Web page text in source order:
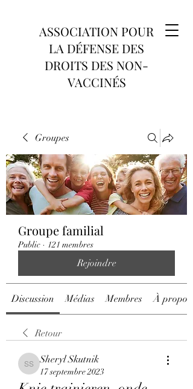
ASSOCIATION POUR
LA DÉFENSE DES
DROITS DES NON-
VACCINÉS
Groupes
Groupe familial
Public · 121 membres
Rejoindre
Discussion Médias Membres À propos
Retour
Sheryl Skutnik
Sheryl Skutnik
17 septembre 2023